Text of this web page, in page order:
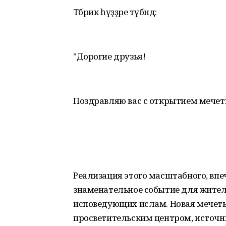
Тәбрик һүҙҙәре түбәндә:
"Дорогие друзья!
Поздравляю вас с открытием
Реализация этого масштабного,
знаменательное событие для
исповедующих ислам. Новая
просветительским центром,